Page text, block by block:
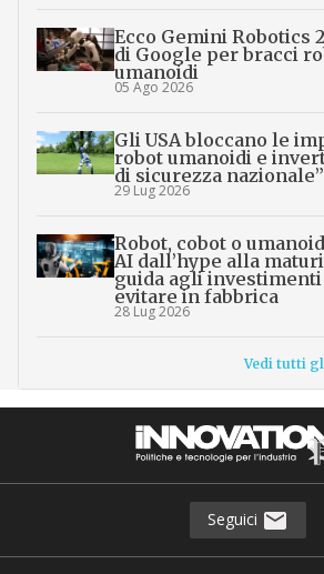
Ecco Gemini Robotics
di Google per bracci
umanoidi
05 Ago 2026
Gli USA bloccano le
robot umanoidi e
di sicurezza nazionale”
29 Lug 2026
Robot, cobot o
AI dall’hype alla
guida agli
evitare in fabbrica
28 Lug 2026
Vedi tutti
Seguici